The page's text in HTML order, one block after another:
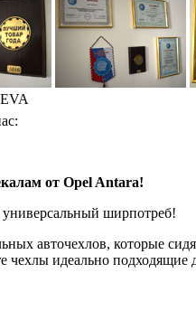
от Opel Antara!
ширпотреб!
авточехлов, которые
чехлы идеально подходящие